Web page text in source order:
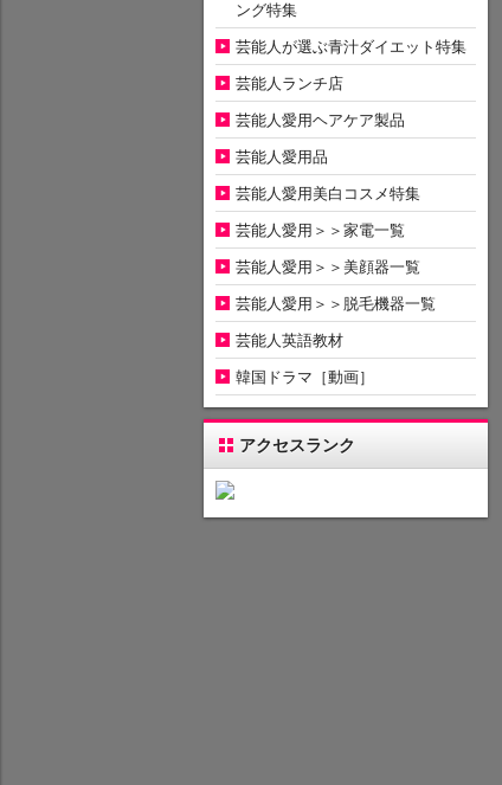
ング特集
芸能人が選ぶ青汁ダイエット特集
芸能人ランチ店
芸能人愛用ヘアケア製品
芸能人愛用品
芸能人愛用美白コスメ特集
芸能人愛用＞＞家電一覧
芸能人愛用＞＞美顔器一覧
芸能人愛用＞＞脱毛機器一覧
芸能人英語教材
韓国ドラマ［動画］
アクセスランク